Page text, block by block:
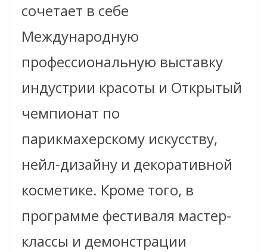
сочетает в себе
Международную
профессиональную выставку
индустрии красоты и Открытый
чемпионат по
парикмахерскому искусству,
нейл-дизайну и декоративной
косметике. Кроме того, в
программе фестиваля мастер-
классы и демонстрации